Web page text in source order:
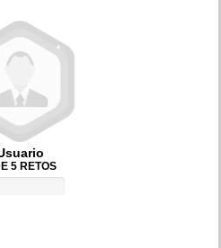
5 RETOS